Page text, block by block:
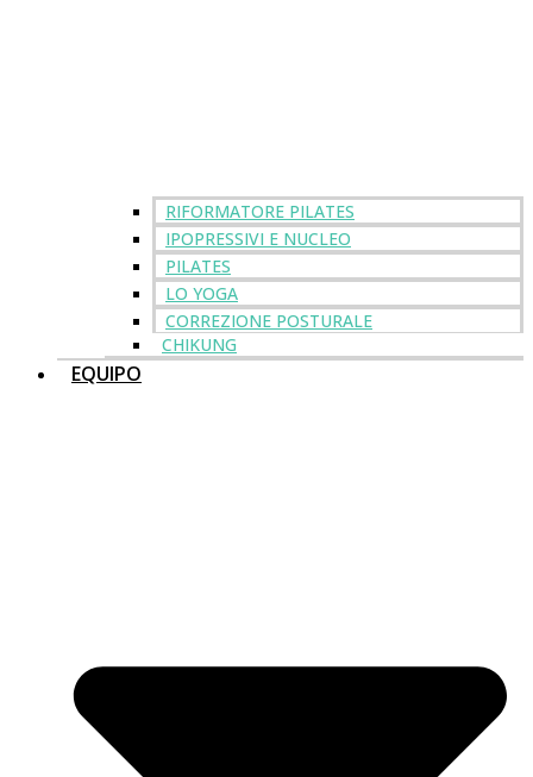
RIFORMATORE PILATES
IPOPRESSIVI E NUCLEO
PILATES
LO YOGA
CORREZIONE POSTURALE
CHIKUNG
EQUIPO